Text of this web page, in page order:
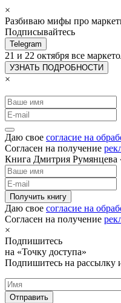
×
Разбиваю мифы про
Подписывайтесь
Telegram
21 и 22 октября все
УЗНАТЬ ПОДРОБНОСТИ
×
Даю свое согласие на
Согласен на получение
Книга Дмитрия Румянцева
Получить книгу
Даю свое согласие на
Согласен на получение
×
Подпишитесь
на «Точку доступа»
Подпишитесь на рассылку
Отправить